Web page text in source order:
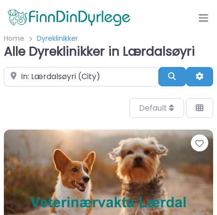
Home Dyreklinikker
Alle Dyreklinikker in Lærdalsøyri
Velg by/sted Search
Default